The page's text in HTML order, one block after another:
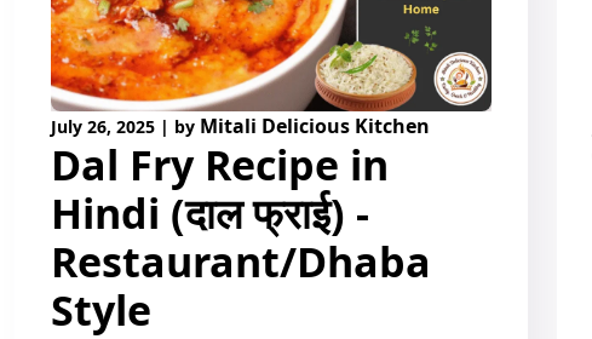
July 26, 2025 | by Mitali Delicious Kitchen
Dal Fry Recipe in
Hindi (दाल फ्राई) -
Restaurant/Dhaba
Style